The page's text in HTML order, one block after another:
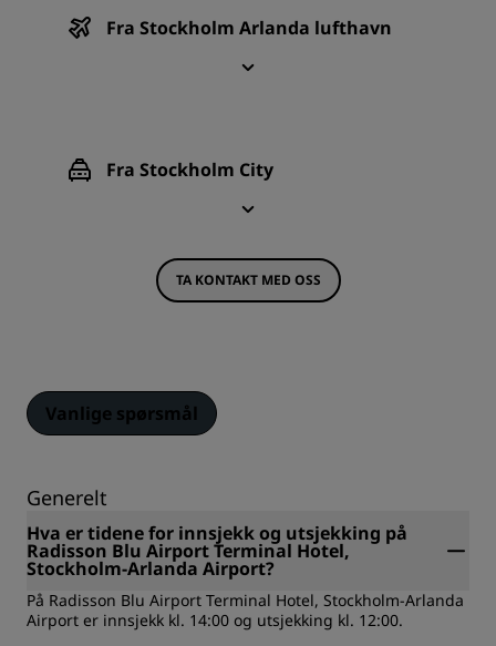
Fra Stockholm Arlanda lufthavn
Fra Stockholm City
TA KONTAKT MED OSS
Vanlige spørsmål
Generelt
Hva er tidene for innsjekk og utsjekking på
Radisson Blu Airport Terminal Hotel,
Stockholm-Arlanda Airport?
På Radisson Blu Airport Terminal Hotel, Stockholm-Arlanda
Airport er innsjekk kl. 14:00 og utsjekking kl. 12:00.